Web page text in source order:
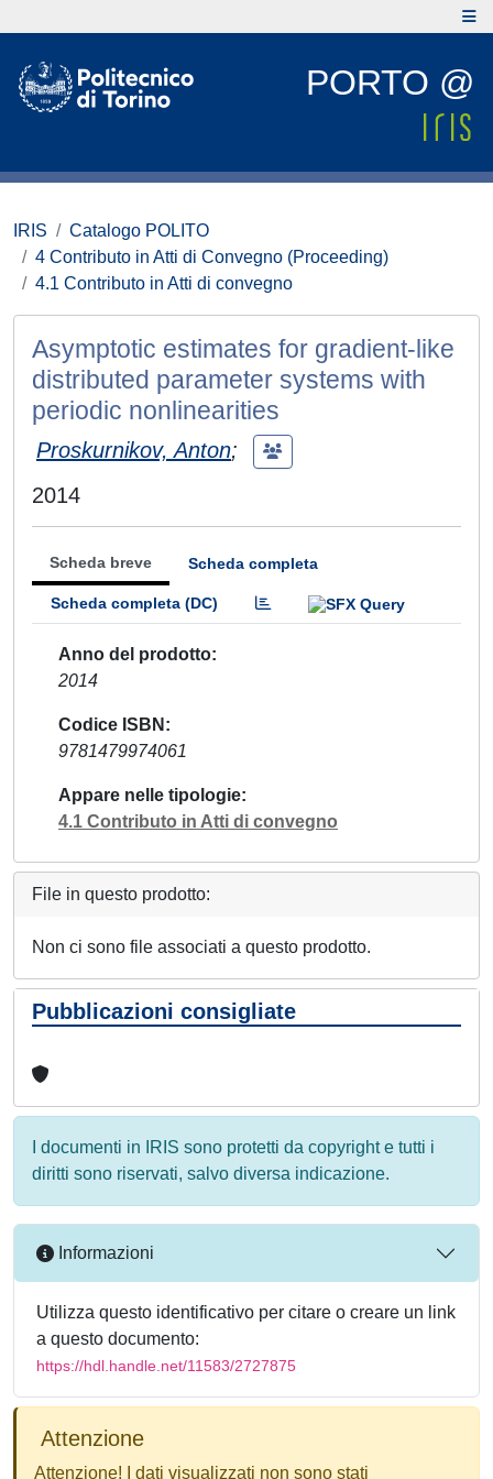
PORTO @
IRIS
Catalogo POLITO
4 Contributo in Atti di Convegno (Proceeding)
4.1 Contributo in Atti di convegno
Asymptotic estimates for gradient-like
distributed parameter systems with
periodic nonlinearities
Proskurnikov, Anton;
2014
Scheda breve Scheda completa
Scheda completa (DC)
Anno del prodotto
2014
Codice ISBN
9781479974061
Appare nelle tipologie
4.1 Contributo in Atti di convegno
File in questo prodotto:
Non ci sono file associati a questo prodotto.
Pubblicazioni consigliate
I documenti in IRIS sono protetti da copyright e tutti i
diritti sono riservati, salvo diversa indicazione.
Informazioni
Utilizza questo identificativo per citare o creare un link
a questo documento:
https://hdl.handle.net/11583/2727875
Attenzione
Attenzione! I dati visualizzati non sono stati